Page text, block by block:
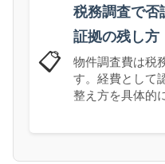
📋
税務調査で否
証拠の残し方
物件調査費は税
す。経費として
整え方を具体的